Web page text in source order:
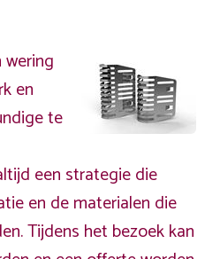
en
te
een strategie die
en de materialen die
Tijdens het bezoek kan